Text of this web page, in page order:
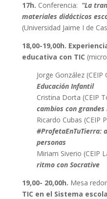
17h. Conferencia: “La
materiales didácticos
(Universidad Jaime I de
18,00-19,00h.
educativa con TIC
Jorge González (CEIP
Educación Infantil
Cristina Dorta (CEIP
cambios con
Ricardo Cubas (CEIP
#ProfetaEnTuTierra:
personas
Miriam Siverio (CEIP
ritmo con Socrative
19,00- 20,00h. Mesa
TIC en el Sistema